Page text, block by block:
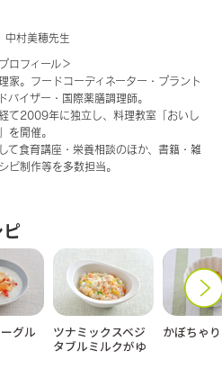
中村美穂先生
ロフィール＞
家。フードコーディネーター・プラント
バイザー・国際薬膳調理師。
て2009年に独立し、料理教室「おいし
を開催。
て食育講座・栄養相談のほか、書籍・雑
ピ制作等を多数担当。
グル
ツナミックスベジ
タブルミルクがゆ
かぼちゃ